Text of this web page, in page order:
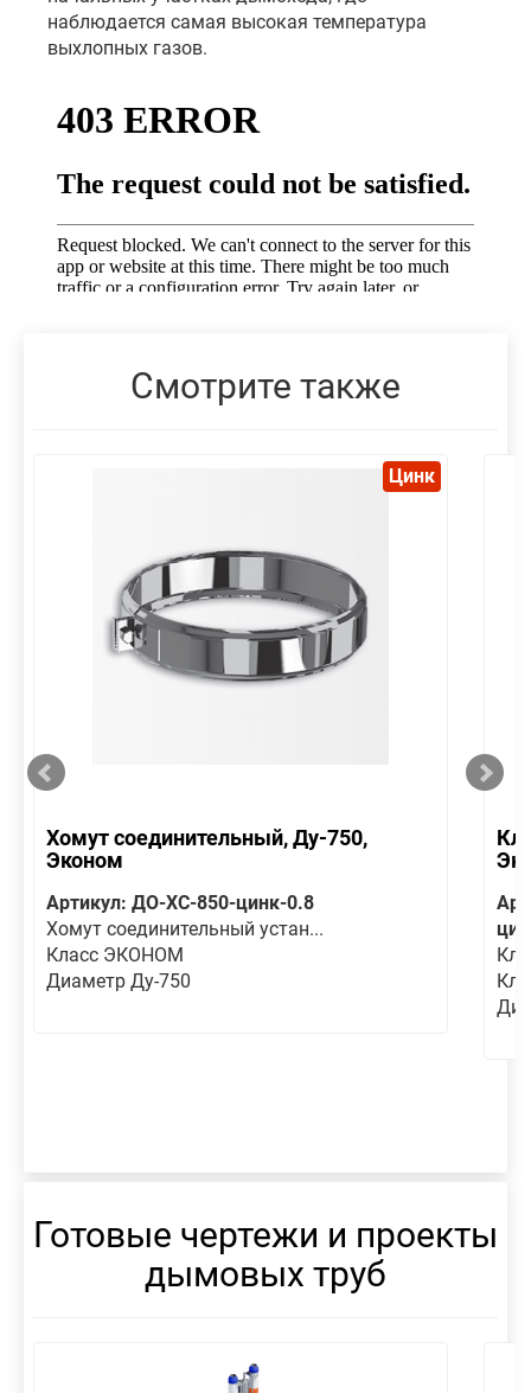
наблюдается самая высокая температура
выхлопных газов.
Смотрите также
Цинк
Хомут соединительный, Ду-750,
Эконом
Артикул: ДО-ХС-850-цинк-0.8
Хомут соединительный устан...
Класс ЭКОНОМ
Диаметр Ду-750
Готовые чертежи и проекты
дымовых труб